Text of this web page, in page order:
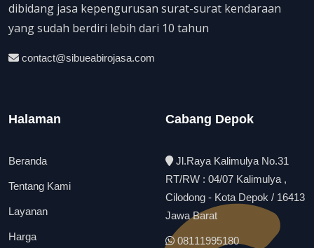
dibidang jasa kepengurusan surat-surat kendaraan
yang sudah berdiri lebih dari 10 tahun
contact@sibueabirojasa.com
Halaman
Beranda
Tentang Kami
Layanan
Harga
Cabang Depok
Jl.Raya Kalimulya No.31
RT/RW : 04/07 Kalimulya ,
Cilodong - Kota Depok / 16413
Jawa Barat
08111995180